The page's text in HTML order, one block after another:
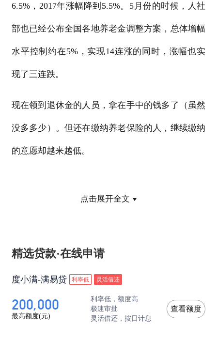
6.5%，2017年涨幅降到5.5%。5月份的时候，人社
部也已经公布全国各地养老金调整方案，总体增幅
水平控制约在5%，实现14连涨的同时，涨幅也实
现了三连跌。
现在领到退休金的人员，拿在手中的钱多了（虽然
没多多少）。但还在缴纳养老保险的人，继续缴纳
的意愿却越来越低。
出来就可以了。一方面是强制缴纳，同时也考虑到
老保险当成是保住这份饭碗的首要因素。
当然，问题分得越细我们对现象的理解就越清楚。
虽然都是退休金的十四连涨，但国企、机关单位的
点击展开全文
精选贷款·在线申请
度小满-满易贷 利率低 灵活借还
200,000
最高额度(元)
利率低，额度高
极速审批
灵活借还，按日计息
查看额度